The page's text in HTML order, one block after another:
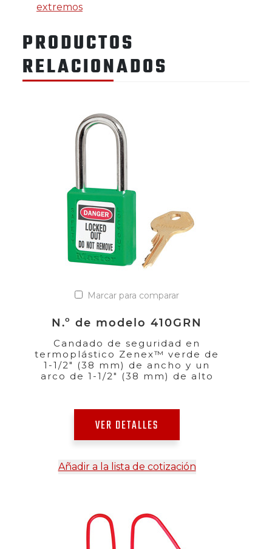
extremos
PRODUCTOS
RELACIONADOS
Marcar para comparar
N.º de modelo 410GRN
Candado de seguridad en
termoplástico Zenex™ verde de
1-1/2" (38 mm) de ancho y un
arco de 1-1/2" (38 mm) de alto
VER DETALLES
Añadir a la lista de cotización